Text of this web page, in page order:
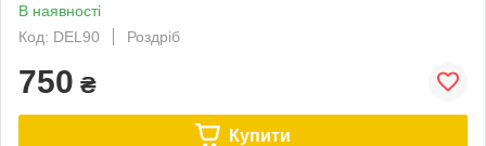
В наявності
Код: DEL90
Роздріб
750 ₴
Купити